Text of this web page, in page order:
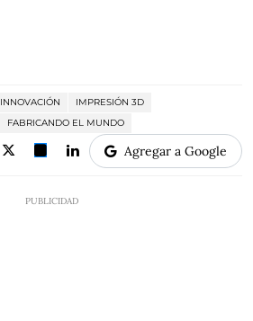
INNOVACIÓN
IMPRESIÓN 3D
FABRICANDO EL MUNDO
Agregar a Google